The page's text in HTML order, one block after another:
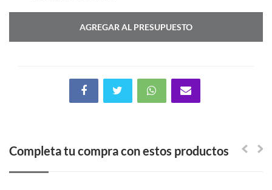
AGREGAR AL PRESUPUESTO
Completa tu compra con estos productos